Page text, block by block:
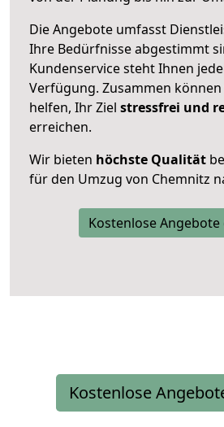
Die Angebote umfasst
Ihre Bedürfnisse abgestimmt
Kundenservice steht Ihnen
Verfügung. Zusammen
helfen, Ihr Ziel stressfrei und
erreichen.
Wir bieten höchste Qualität
für den Umzug von Chemnitz
Kostenlose
Kostenlose